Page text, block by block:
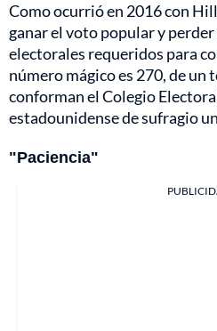
Como ocurrió en 2016 con
ganar el voto popular y
electorales requeridos para
número mágico es 270, de un
conforman el Colegio
estadounidense de sufragio
"Paciencia"